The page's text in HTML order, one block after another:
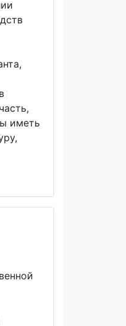
иметь